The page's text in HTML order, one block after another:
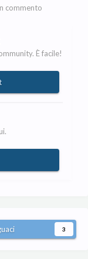
commento
È facile!
3